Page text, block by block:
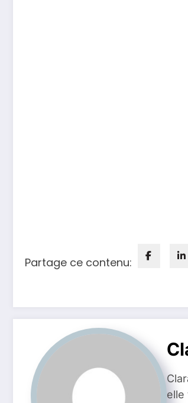
Partage ce contenu:
elle